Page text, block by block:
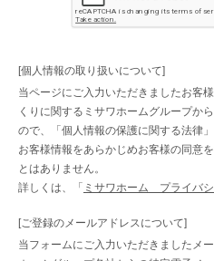
[個人情報の取り扱いについて]
当ページにご入力いただきましたお客
くりに関するミサワホームグループか
ので、「個人情報の保護に関する法律
お客様情報をあらかじめお客様の同意
とはありません。
詳しくは、「 ミサワホーム プライバ
[ご登録のメールアドレスについて]
当フォームにご入力いただきましたメ